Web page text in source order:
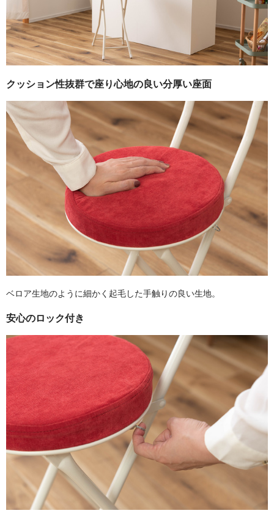
クッション性抜群で座り心地の良い分厚い座面
ベロア生地のように細かく起毛した手触りの良い生地。
安心のロック付き